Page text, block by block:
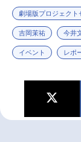
劇場版プロジェク
吉岡茉祐 今井
イベント レポ